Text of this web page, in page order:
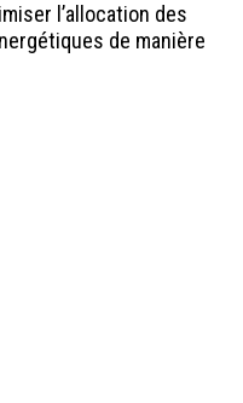
l’allocation des
de manière